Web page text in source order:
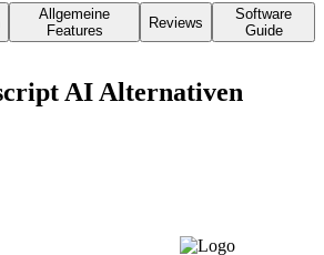
Allgemeine
Features
Reviews
Software
Guide
AI Alternativen